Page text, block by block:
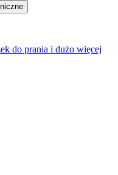
do prania i dużo więcej